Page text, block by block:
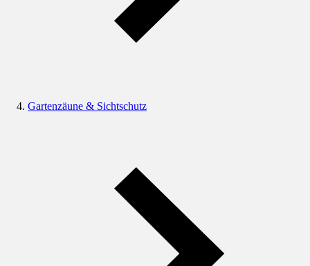
Gartenzäune & Sichtschutz